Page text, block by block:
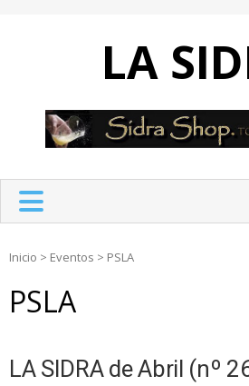
LA
Inicio > Eventos > PSLA
PSLA
LA SIDRA de Abril (nº